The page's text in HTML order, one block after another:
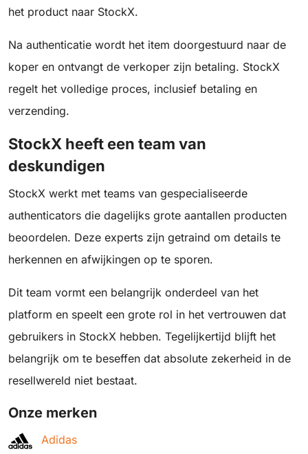
het product naar StockX.
Na authenticatie wordt het item doorgestuurd naar de
koper en ontvangt de verkoper zijn betaling. StockX
regelt het volledige proces, inclusief betaling en
verzending.
StockX heeft een team van
deskundigen
StockX werkt met teams van gespecialiseerde
authenticators die dagelijks grote aantallen producten
beoordelen. Deze experts zijn getraind om details te
herkennen en afwijkingen op te sporen.
Dit team vormt een belangrijk onderdeel van het
platform en speelt een grote rol in het vertrouwen dat
gebruikers in StockX hebben. Tegelijkertijd blijft het
belangrijk om te beseffen dat absolute zekerheid in de
resellwereld niet bestaat.
Onze merken
Adidas